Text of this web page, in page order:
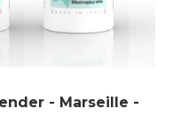
- Marseille -